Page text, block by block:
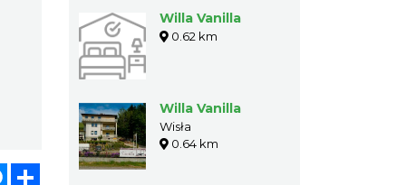
Messenger
Share
Willa Vanilla
0.62 km
Willa Vanilla
Wisła
0.64 km